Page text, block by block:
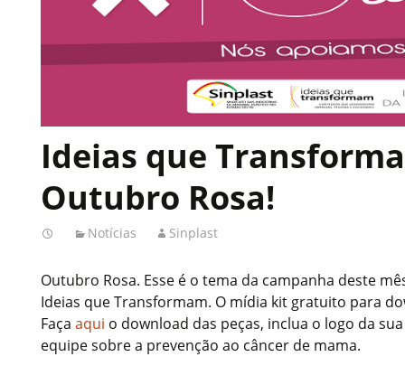
Ideias que
Outubro Rosa!
Notícias Sinplast
Outubro Rosa. Esse é o tema da campanha deste
Ideias que Transformam. O mídia kit gratuito para
Faça aqui o download das peças, inclua o logo da
equipe sobre a prevenção ao câncer de mama.